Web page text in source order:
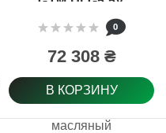
масляный 680л/хв
5,5кВт 8бар 380В
0
72 308 ₴
В КОРЗИНУ
масляный